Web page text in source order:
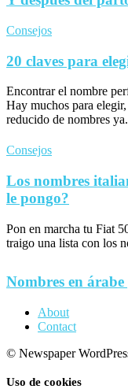
Consejos
20 claves para
Encontrar el nombre
Hay muchos para
reducido de nombres
Consejos
Los nombres
le pongo?
Pon en marcha tu Fiat
traigo una lista con los
Nombres en
About
Contact
© Newspaper
Uso de cookies